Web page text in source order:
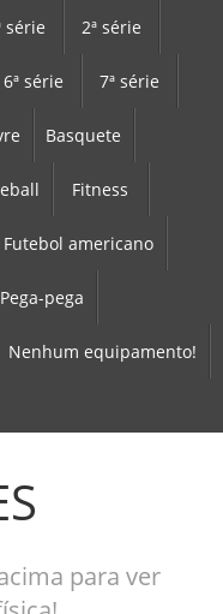
série 2ª série
6ª série 7ª série
Basquete
Fitness
Futebol americano
Pega-pega
Nenhum equipamento!
para ver